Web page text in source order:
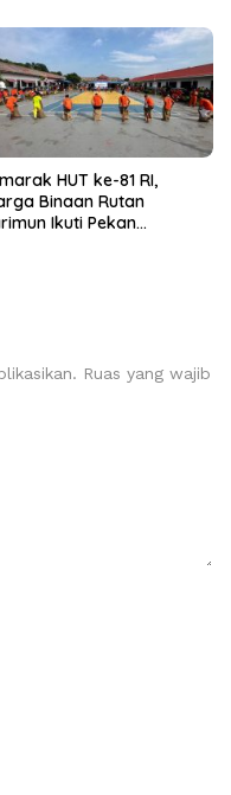
HUT ke-81 RI,
Binaan Rutan
Ikuti Pekan
Ruas yang wajib